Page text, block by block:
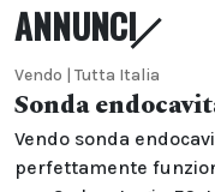
ANNUNCI
Vendo | Tutta Italia
Sonda
Vendo sonda
perfettamente